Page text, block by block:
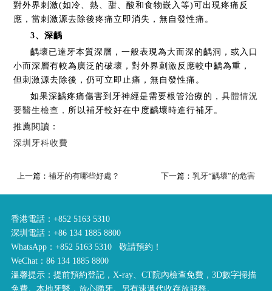
對外界刺激(如冷、熱、甜、酸和食物嵌入等)可出現疼痛反
應，當刺激源去除後疼痛立即消失，無自發性痛。
3、深齲
齲壞已達牙本質深層，一般表現為大而深的齲洞，或入口
小而深層有較為廣泛的破壞，對外界刺激反應較中齲為重，
但刺激源去除後，仍可立即止痛，無自發性痛。
如果深齲疼痛傷害到牙神經是需要根管治療的，具體情況
要醫生檢查， 所以補牙較好在中度齲壞時進行補牙。
推薦閱讀：
深圳牙科收費
上一篇：補牙的有哪些好處？ 下一篇： 乳牙“齲壞”的危害
香港電話：+852 5163 5310
深圳電話：+86 134 1885 8800
WhatsApp：+852 5163 5310 敬請預約！
WeChat：86 134 1885 8800
溫馨提示：提前預約登記，X-ray、CT院內檢查免費，3D數字掃描
免費。本地牙醫，放心睇牙。另有速遞代收存放服務。